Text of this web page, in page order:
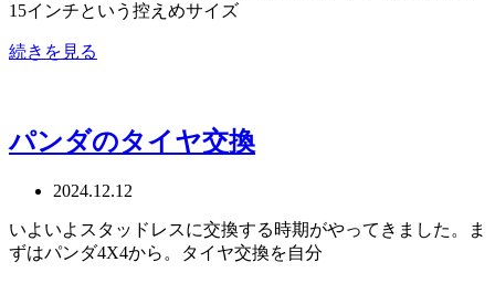
15インチという控えめサイズ
続きを見る
パンダのタイヤ交換
2024.12.12
いよいよスタッドレスに交換する時期がやってきました。ま
ずはパンダ4X4から。タイヤ交換を自分